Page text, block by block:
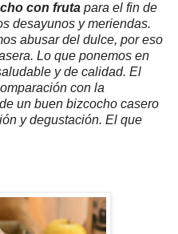
con fruta para el fin de
desayunos y meriendas.
abusar del dulce, por eso
Lo que ponemos en
y de calidad. El
con la
un buen bizcocho casero
y degustación. El que